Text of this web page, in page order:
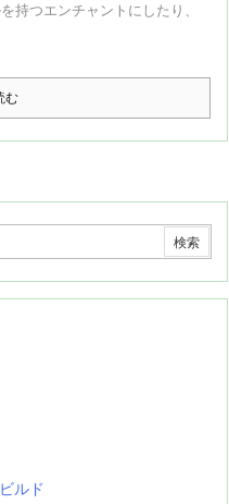
持つエンチャントにしたり、
む
ルド